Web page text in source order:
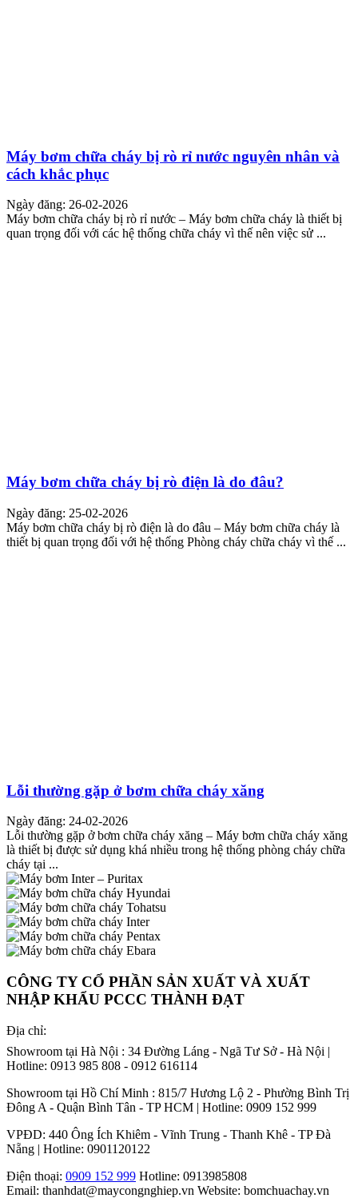
Máy bơm chữa cháy bị rò rỉ nước nguyên nhân và
cách khắc phục
Ngày đăng: 26-02-2026
Máy bơm chữa cháy bị rò rỉ nước – Máy bơm chữa cháy là thiết bị
quan trọng đối với các hệ thống chữa cháy vì thế nên việc sử ...
Máy bơm chữa cháy bị rò điện là do đâu?
Ngày đăng: 25-02-2026
Máy bơm chữa cháy bị rò điện là do đâu – Máy bơm chữa cháy là
thiết bị quan trọng đối với hệ thống Phòng cháy chữa cháy vì thế ...
Lỗi thường gặp ở bơm chữa cháy xăng
Ngày đăng: 24-02-2026
Lỗi thường gặp ở bơm chữa cháy xăng – Máy bơm chữa cháy xăng
là thiết bị được sử dụng khá nhiều trong hệ thống phòng cháy chữa
cháy tại ...
CÔNG TY CỔ PHẦN SẢN XUẤT VÀ XUẤT
NHẬP KHẨU PCCC THÀNH ĐẠT
Địa chỉ:
Showroom tại Hà Nội : 34 Đường Láng - Ngã Tư Sở - Hà Nội |
Hotline: 0913 985 808 - 0912 616114
Showroom tại Hồ Chí Minh : 815/7 Hương Lộ 2 - Phường Bình Trị
Đông A - Quận Bình Tân - TP HCM | Hotline: 0909 152 999
VPĐD: 440 Ông Ích Khiêm - Vĩnh Trung - Thanh Khê - TP Đà
Nẵng | Hotline: 0901120122
Điện thoại: 0909 152 999 Hotline: 0913985808
Email: thanhdat@maycongnghiep.vn Website: bomchuachay.vn